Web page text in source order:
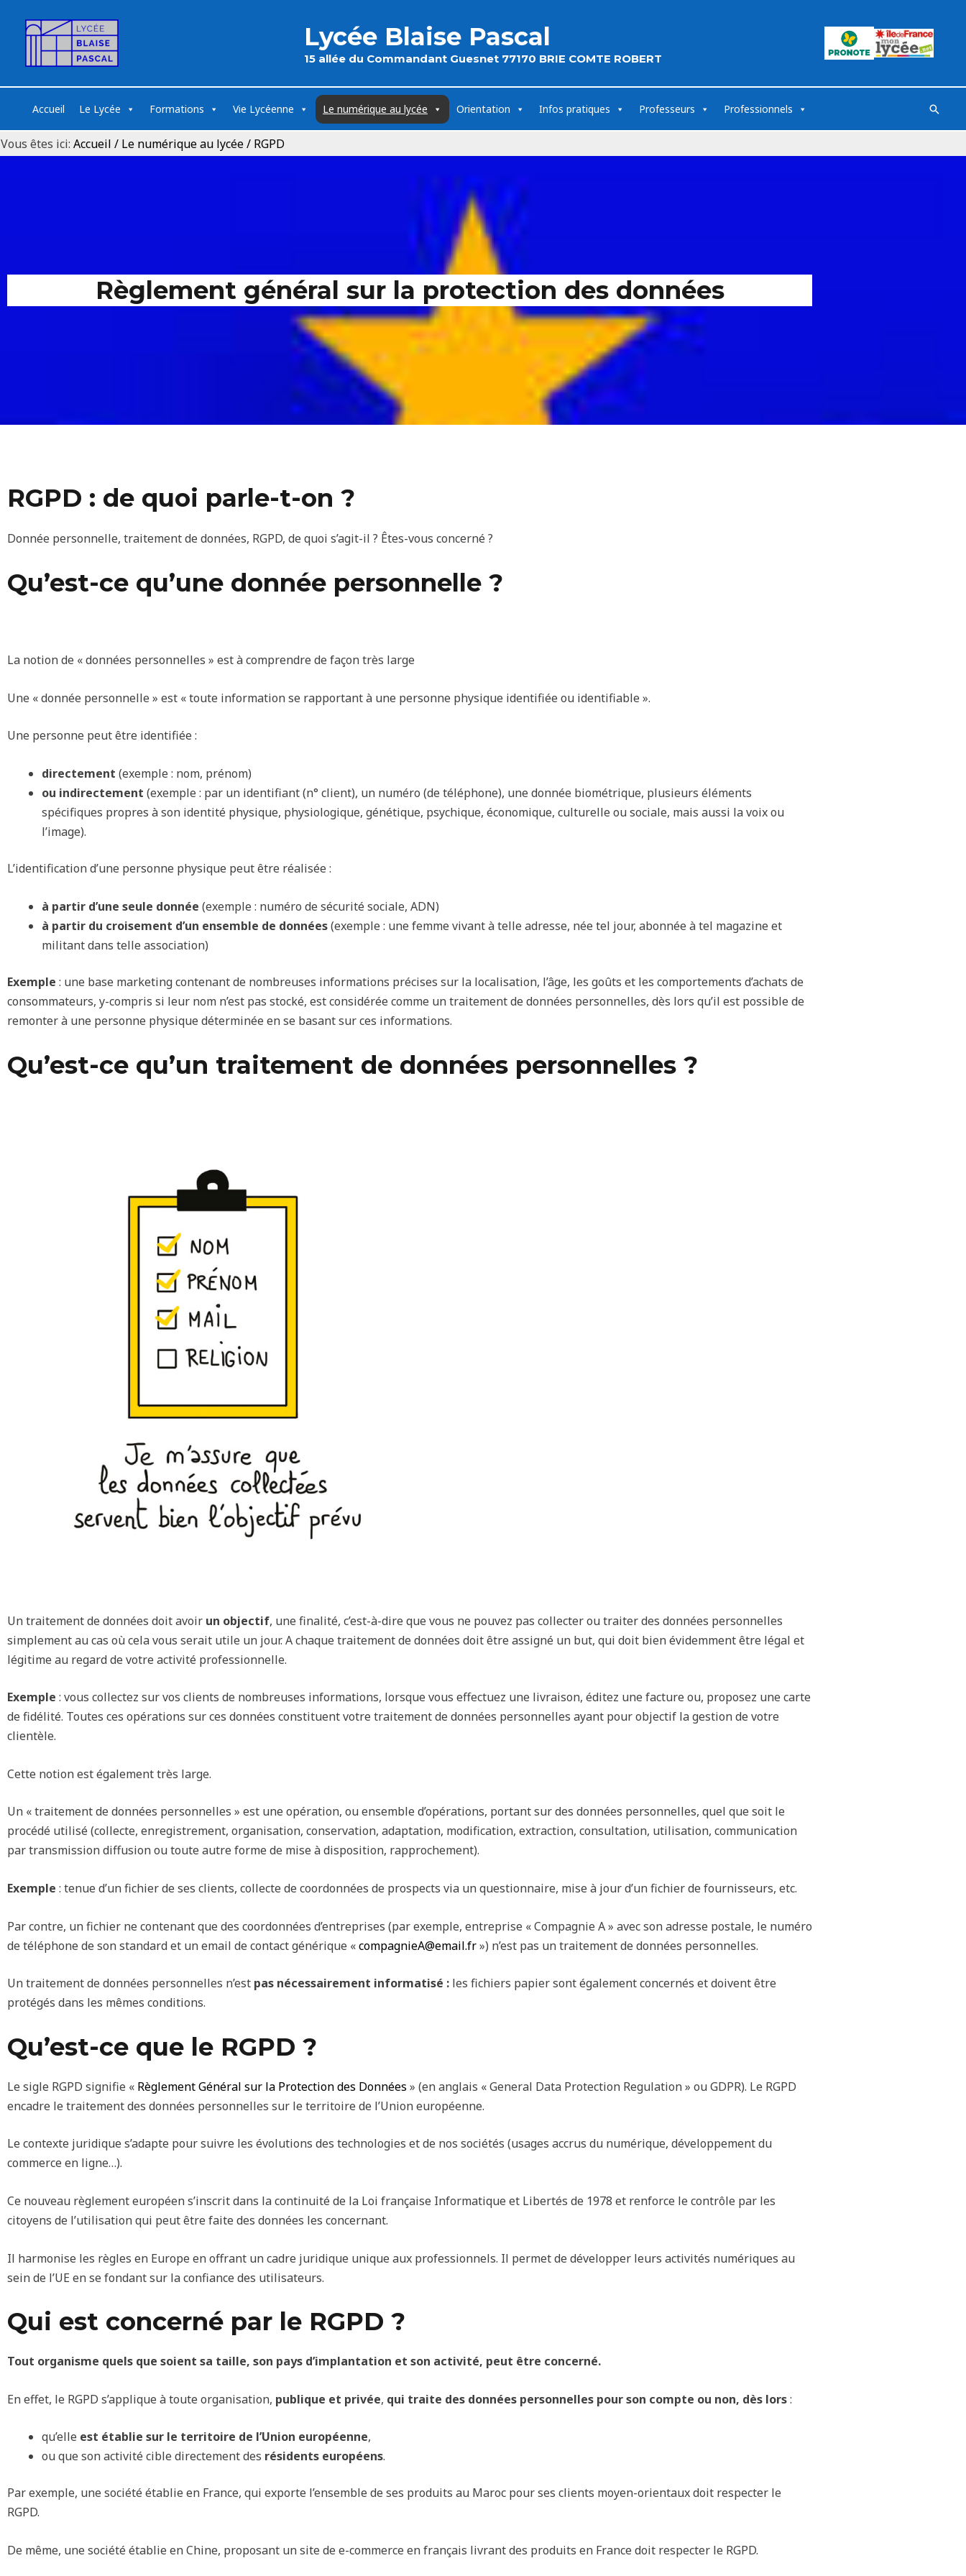
Lycée Blaise Pascal
15 allée du Commandant Guesnet 77170 BRIE COMTE ROBERT
Accueil Le Lycée Formations Vie Lycéenne Le numérique au lycée Orientation Infos pratiques Professeurs Professionnels
Vous êtes ici: Accueil / Le numérique au lycée/ RGPD
Règlement général sur la protection des données
RGPD : de quoi parle-t-on ?
Donnée personnelle, traitement de données, RGPD, de quoi s’agit-il ? Êtes-vous concerné ?
Qu’est-ce qu’une donnée personnelle ?
La notion de « données personnelles » est à comprendre de façon très large
Une « donnée personnelle » est « toute information se rapportant à une personne physique identifiée ou identifiable ».
Une personne peut être identifiée :
directement (exemple : nom, prénom)
ou indirectement (exemple : par un identifiant (n° client), un numéro (de téléphone), une donnée biométrique, plusieurs éléments
spécifiques propres à son identité physique, physiologique, génétique, psychique, économique, culturelle ou sociale, mais aussi la voix ou
l’image).
L’identification d’une personne physique peut être réalisée :
à partir d’une seule donnée (exemple : numéro de sécurité sociale, ADN)
à partir du croisement d’un ensemble de données(exemple : une femme vivant à telle adresse, née tel jour, abonnée à tel magazine et
militant dans telle association)
Exemple : une base marketing contenant de nombreuses informations précises sur la localisation, l’âge, les goûts et les comportements d’achats de
consommateurs, y-compris si leur nom n’est pas stocké, est considérée comme un traitement de données personnelles, dès lors qu’il est possible de
remonter à une personne physique déterminée en se basant sur ces informations.
Qu’est-ce qu’un traitement de données personnelles ?
Un traitement de données doit avoir un objectif, une finalité, c’est-à-dire que vous ne pouvez pas collecter ou traiter des données personnelles
simplement au cas où cela vous serait utile un jour. A chaque traitement de données doit être assigné un but, qui doit bien évidemment être légal et
légitime au regard de votre activité professionnelle.
Exemple : vous collectez sur vos clients de nombreuses informations, lorsque vous effectuez une livraison, éditez une facture ou, proposez une carte
de fidélité. Toutes ces opérations sur ces données constituent votre traitement de données personnelles ayant pour objectif la gestion de votre
clientèle.
Cette notion est également très large.
Un « traitement de données personnelles » est une opération, ou ensemble d’opérations, portant sur des données personnelles, quel que soit le
procédé utilisé (collecte, enregistrement, organisation, conservation, adaptation, modification, extraction, consultation, utilisation, communication
par transmission diffusion ou toute autre forme de mise à disposition, rapprochement).
Exemple : tenue d’un fichier de ses clients, collecte de coordonnées de prospects via un questionnaire, mise à jour d’un fichier de fournisseurs, etc.
Par contre, un fichier ne contenant que des coordonnées d’entreprises (par exemple, entreprise « Compagnie A » avec son adresse postale, le numéro
de téléphone de son standard et un email de contact générique «compagnieA@email.fr») n’est pas un traitement de données personnelles.
Un traitement de données personnelles n’est pas nécessairement informatisé : les fichiers papier sont également concernés et doivent être
protégés dans les mêmes conditions.
Qu’est-ce que le RGPD ?
Le sigle RGPD signifie « Règlement Général sur la Protection des Données » (en anglais « General Data Protection Regulation » ou GDPR). Le RGPD
encadre le traitement des données personnelles sur le territoire de l’Union européenne.
Le contexte juridique s’adapte pour suivre les évolutions des technologies et de nos sociétés (usages accrus du numérique, développement du
commerce en ligne…).
Ce nouveau règlement européen s’inscrit dans la continuité de la Loi française Informatique et Libertés de 1978 et renforce le contrôle par les
citoyens de l’utilisation qui peut être faite des données les concernant.
Il harmonise les règles en Europe en offrant un cadre juridique unique aux professionnels. Il permet de développer leurs activités numériques au
sein de l’UE en se fondant sur la confiance des utilisateurs.
Qui est concerné par le RGPD ?
Tout organisme quels que soient sa taille, son pays d’implantation et son activité, peut être concerné.
En effet, le RGPD s’applique à toute organisation, publique et privée, qui traite des données personnelles pour son compte ou non, dès lors:
qu’elle est établie sur le territoire de l’Union européenne,
ou que son activité cible directement des résidents européens.
Par exemple, une société établie en France, qui exporte l’ensemble de ses produits au Maroc pour ses clients moyen-orientaux doit respecter le
RGPD.
De même, une société établie en Chine, proposant un site de e-commerce en français livrant des produits en France doit respecter le RGPD.